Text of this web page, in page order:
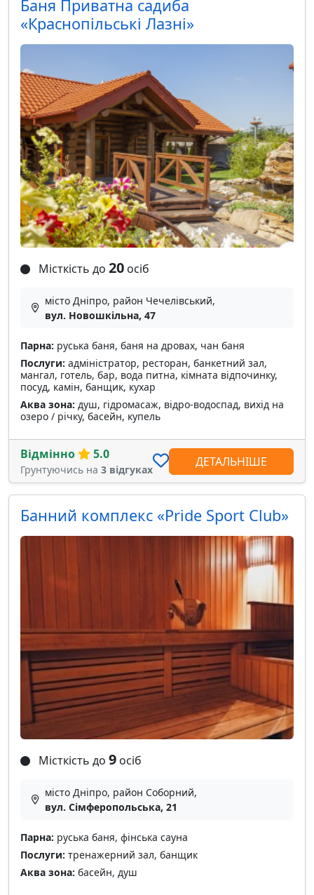
Баня Приватна садиба
«Краснопільські Лазні»
Місткість до 20 осіб
місто Дніпро, район Чечелівський,
вул. Новошкільна, 47
Парна: руська баня, баня на дровах, чан баня
Послуги: адміністратор, ресторан, банкетний зал,
мангал, готель, бар, вода питна, кімната відпочинку,
посуд, камін, банщик, кухар
Аква зона: душ, гідромасаж, відро-водоспад, вихід на
озеро / річку, басейн, купель
Відмінно 5.0
Грунтуючись на 3 відгуках
ДЕТАЛЬНІШЕ
Банний комплекс «Pride Sport Club»
Місткість до 9 осіб
місто Дніпро, район Соборний,
вул. Сімферопольська, 21
Парна: руська баня, фінська сауна
Послуги: тренажерний зал, банщик
Аква зона: басейн, душ